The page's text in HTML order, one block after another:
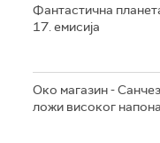
Фантастична
17. емисија
Око магазин -
ложи високог напона